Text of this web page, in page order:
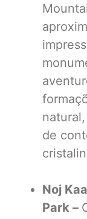
de
Noj
Park –